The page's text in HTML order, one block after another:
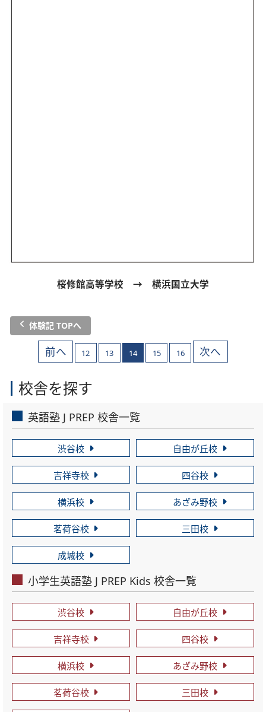
桜修館高等学校 → 横浜国立大学
体験記 TOPへ
前へ 12 13 14 15 16 次へ
校舎を探す
英語塾 J PREP 校舎一覧
渋谷校 自由が丘校
吉祥寺校 四谷校
横浜校 あざみ野校
茗荷谷校 三田校
成城校
小学生英語塾 J PREP Kids 校舎一覧
渋谷校 自由が丘校
吉祥寺校 四谷校
横浜校 あざみ野校
茗荷谷校 三田校